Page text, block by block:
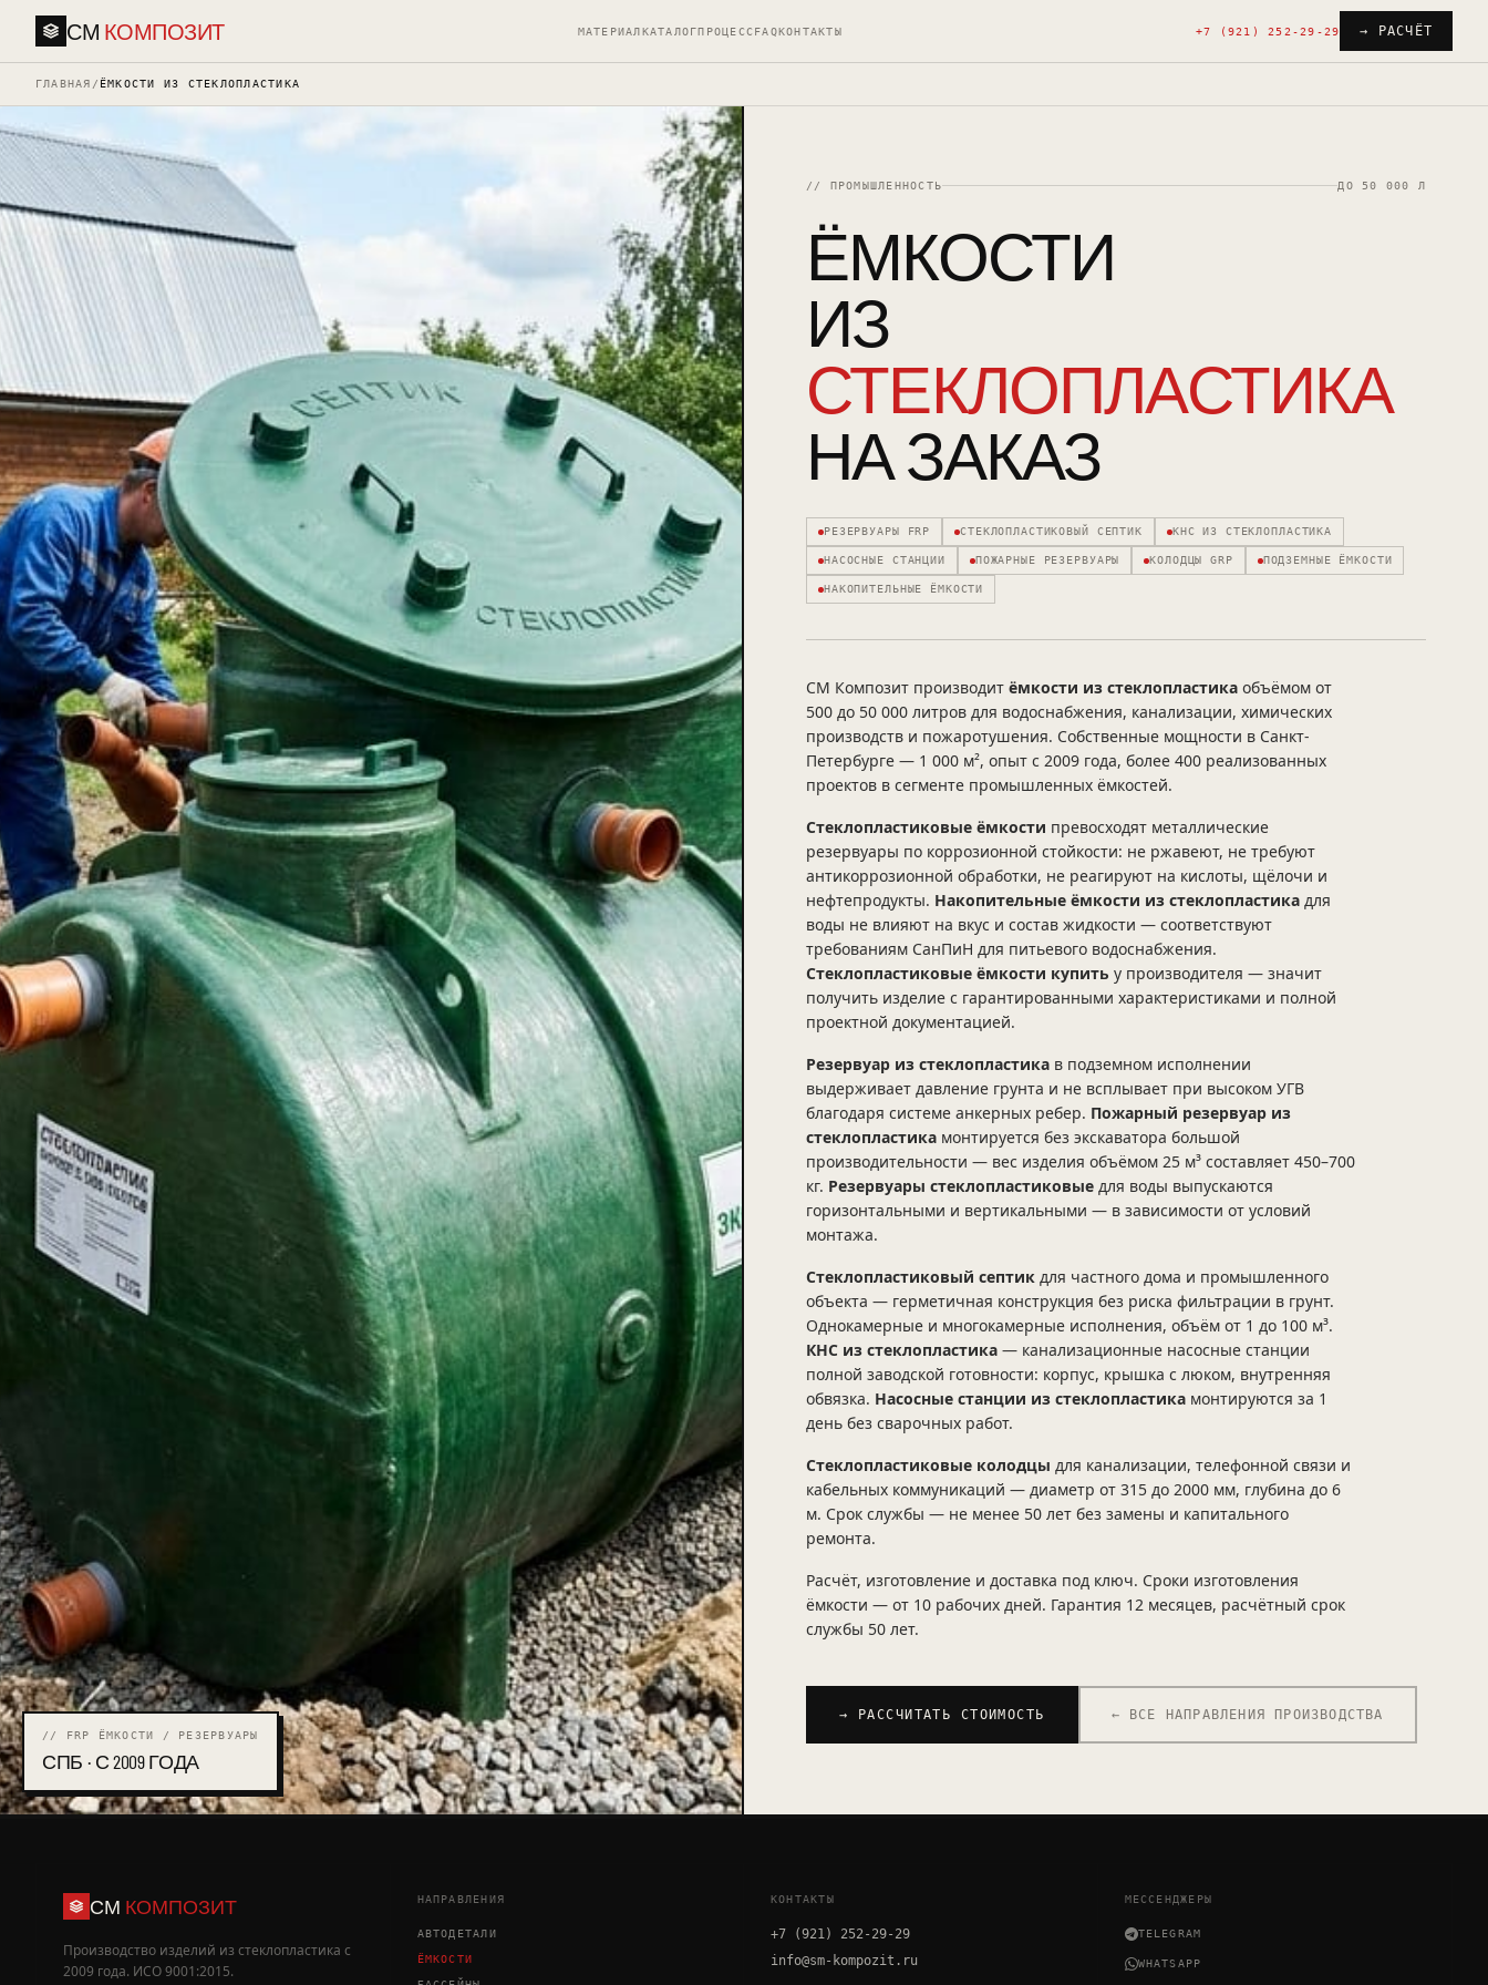
СМ КОМПОЗИТ МАТЕРИАЛКАТАЛОГПРОЦЕССFAQКОНТАКТЫ +7 (921) 252-29-29 → РАСЧЁТ
ГЛАВНАЯ / ЁМКОСТИ ИЗ СТЕКЛОПЛАСТИКА
// FRP ЁМКОСТИ / РЕЗЕРВУАРЫ
СПБ · С 2009 ГОДА
// ПРОМЫШЛЕННОСТЬ ДО 50 000 Л
ЁМКОСТИ
ИЗ
СТЕКЛОПЛАСТИКА
НА ЗАКАЗ
РЕЗЕРВУАРЫ FRP СТЕКЛОПЛАСТИКОВЫЙ СЕПТИК КНС ИЗ СТЕКЛОПЛАСТИКА
НАСОСНЫЕ СТАНЦИИ ПОЖАРНЫЕ РЕЗЕРВУАРЫ КОЛОДЦЫ GRP ПОДЗЕМНЫЕ ЁМКОСТИ
НАКОПИТЕЛЬНЫЕ ЁМКОСТИ
СМ Композит производит ёмкости из стеклопластика объёмом от
500 до 50 000 литров для водоснабжения, канализации, химических
производств и пожаротушения. Собственные мощности в Санкт-
Петербурге — 1 000 м², опыт с 2009 года, более 400 реализованных
проектов в сегменте промышленных ёмкостей.
Стеклопластиковые ёмкости превосходят металлические
резервуары по коррозионной стойкости: не ржавеют, не требуют
антикоррозионной обработки, не реагируют на кислоты, щёлочи и
нефтепродукты. Накопительные ёмкости из стеклопластика для
воды не влияют на вкус и состав жидкости — соответствуют
требованиям СанПиН для питьевого водоснабжения.
Стеклопластиковые ёмкости купить у производителя — значит
получить изделие с гарантированными характеристиками и полной
проектной документацией.
Резервуар из стеклопластика в подземном исполнении
выдерживает давление грунта и не всплывает при высоком УГВ
благодаря системе анкерных ребер. Пожарный резервуар из
стеклопластика монтируется без экскаватора большой
производительности — вес изделия объёмом 25 м³ составляет 450–700
кг. Резервуары стеклопластиковые для воды выпускаются
горизонтальными и вертикальными — в зависимости от условий
монтажа.
Стеклопластиковый септик для частного дома и промышленного
объекта — герметичная конструкция без риска фильтрации в грунт.
Однокамерные и многокамерные исполнения, объём от 1 до 100 м³.
КНС из стеклопластика — канализационные насосные станции
полной заводской готовности: корпус, крышка с люком, внутренняя
обвязка. Насосные станции из стеклопластика монтируются за 1
день без сварочных работ.
Стеклопластиковые колодцы для канализации, телефонной связи и
кабельных коммуникаций — диаметр от 315 до 2000 мм, глубина до 6
м. Срок службы — не менее 50 лет без замены и капитального
ремонта.
Расчёт, изготовление и доставка под ключ. Сроки изготовления
ёмкости — от 10 рабочих дней. Гарантия 12 месяцев, расчётный срок
службы 50 лет.
→ РАССЧИТАТЬ СТОИМОСТЬ ← ВСЕ НАПРАВЛЕНИЯ ПРОИЗВОДСТВА
СМ КОМПОЗИТ
Производство изделий из стеклопластика с
2009 года. ИСО 9001:2015.
НАПРАВЛЕНИЯ
АВТОДЕТАЛИ
ЁМКОСТИ
КОНТАКТЫ
+7 (921) 252-29-29
info@sm-kompozit.ru
МЕССЕНДЖЕРЫ
TELEGRAM
WHATSAPP